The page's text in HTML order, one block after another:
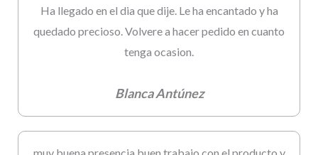
Ha llegado en el dia que dije. Le ha encantado y ha
quedado precioso. Volvere a hacer pedido en cuanto
tenga ocasion.
Blanca Antúnez